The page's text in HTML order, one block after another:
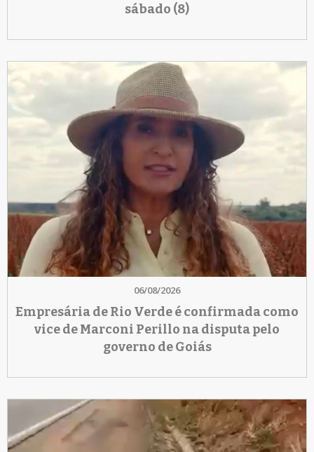
sábado (8)
06/08/2026
Empresária de Rio Verde é confirmada como
vice de Marconi Perillo na disputa pelo
governo de Goiás